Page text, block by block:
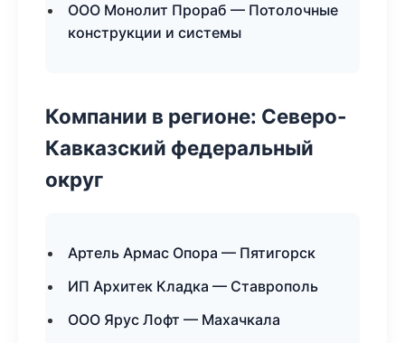
ООО Монолит Прораб — Потолочные
конструкции и системы
Компании в регионе: Северо-
Кавказский федеральный
округ
Артель Армас Опора — Пятигорск
ИП Архитек Кладка — Ставрополь
ООО Ярус Лофт — Махачкала